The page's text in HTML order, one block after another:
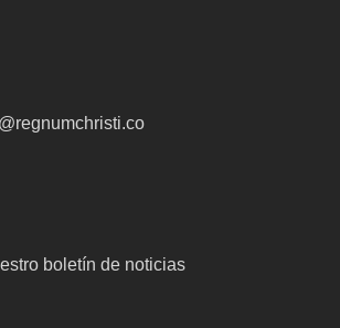
boletín de noticias